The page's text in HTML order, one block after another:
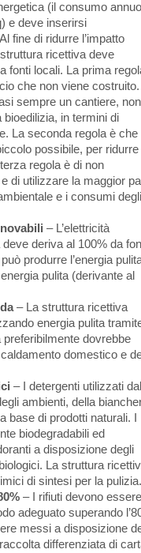
(il consumo
e deve inserirsi
fine di ridurre l’impatto
ricettiva deve
fonti locali. La prima
che non viene costruito.
sempre un cantiere, non
in termini di
La seconda regola è che
possibile, per ridurre
regola è di non
di utilizzare la maggior
e i consumi degli
– L’elettricità
deriva al 100% da
produrre l’energia
pulita (derivante al
– La struttura ricettiva
energia pulita
preferibilmente dovrebbe
domestico e
– I detergenti utilizzati
ambienti, della
base di prodotti naturali. I
biodegradabili ed
a disposizione degli
La struttura
di sintesi per la pulizia.
– I rifiuti devono essere
adeguato superando
messi a disposizione
differenziata di